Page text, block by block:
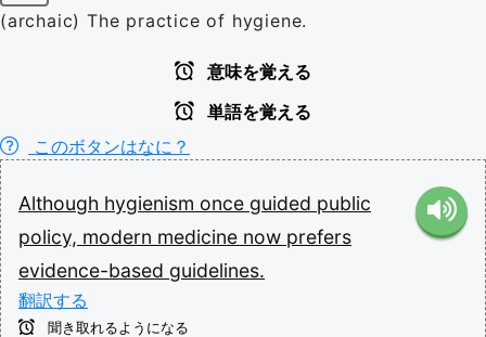
(archaic) The practice of hygiene.
意味を覚える
単語を覚える
このボタンはなに？
Although hygienism once guided public
policy, modern medicine now prefers
evidence-based guidelines.
翻訳する
聞き取れるようになる